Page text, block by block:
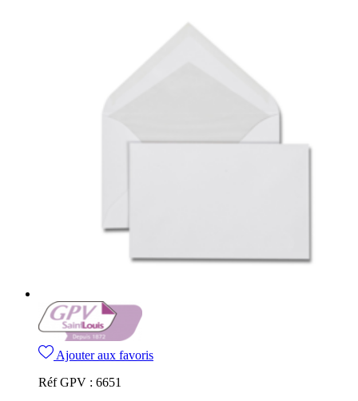
Ajouter aux favoris
Réf GPV : 6651